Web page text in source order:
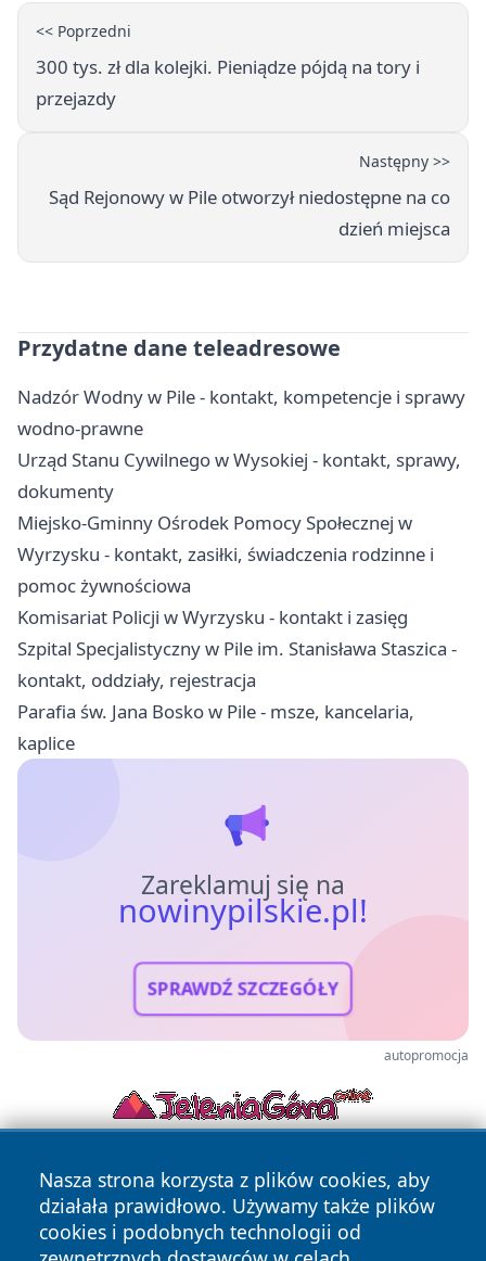
<< Poprzedni
300 tys. zł dla kolejki. Pieniądze pójdą na tory i
przejazdy
Następny >>
Sąd Rejonowy w Pile otworzył niedostępne na co
dzień miejsca
Przydatne dane teleadresowe
Nadzór Wodny w Pile - kontakt, kompetencje i sprawy
wodno-prawne
Urząd Stanu Cywilnego w Wysokiej - kontakt, sprawy,
dokumenty
Miejsko-Gminny Ośrodek Pomocy Społecznej w
Wyrzysku - kontakt, zasiłki, świadczenia rodzinne i
pomoc żywnościowa
Komisariat Policji w Wyrzysku - kontakt i zasięg
Szpital Specjalistyczny w Pile im. Stanisława Staszica -
kontakt, oddziały, rejestracja
Parafia św. Jana Bosko w Pile - msze, kancelaria,
kaplice
Zareklamuj się na
nowinypilskie.pl!
SPRAWDŹ SZCZEGÓŁY
autopromocja
Nasza strona korzysta z plików cookies, aby
działała prawidłowo. Używamy także plików
cookies i podobnych technologii od